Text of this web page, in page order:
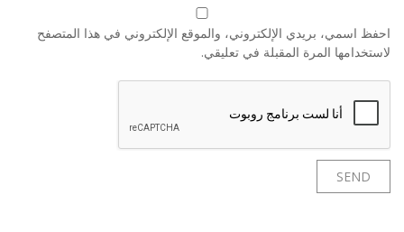
احفظ اسمي، بريدي الإلكتروني، والموقع الإلكتروني في هذا المتصفح
لاستخدامها المرة المقبلة في تعليقي.